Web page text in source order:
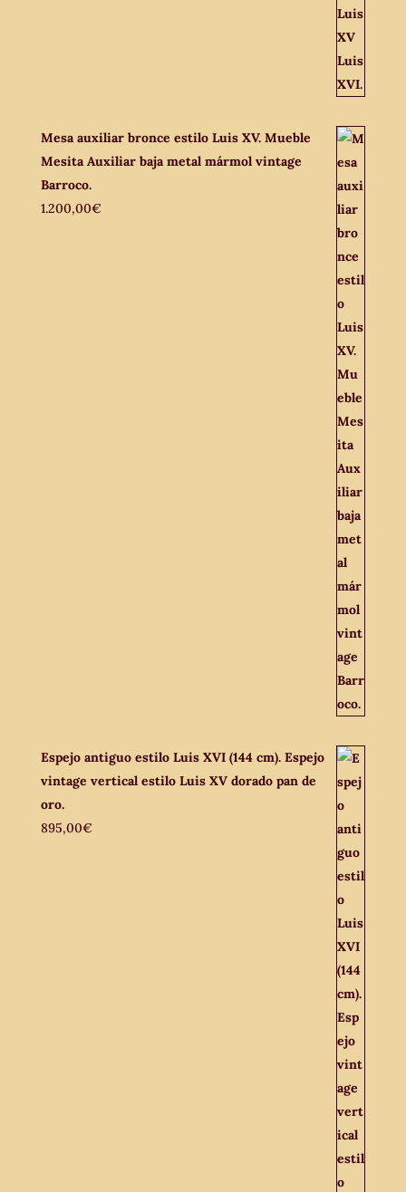
Mesa auxiliar bronce estilo Luis XV. Mueble
Mesita Auxiliar baja metal mármol vintage
Barroco.
1.200,00€
Espejo antiguo estilo Luis XVI (144 cm). Espejo
vintage vertical estilo Luis XV dorado pan de
oro.
895,00€